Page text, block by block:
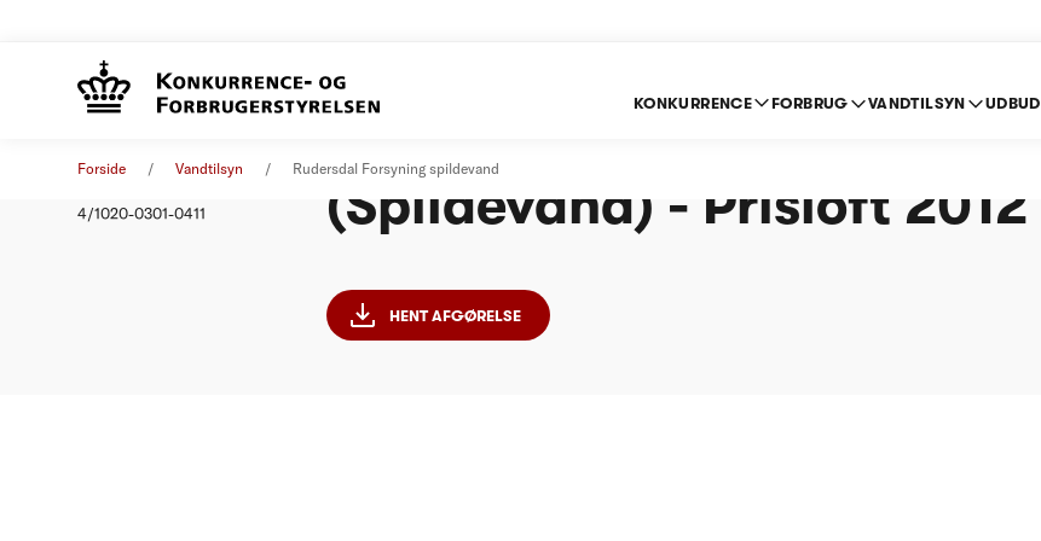
KONKURRENCE FORBRUG VANDTILSYN UDBUD
Forside Vandtilsyn Rudersdal Forsyning spildevand
4/1020-0301-0411
(Spildevand) - Prisloft 2012
HENT AFGØRELSE